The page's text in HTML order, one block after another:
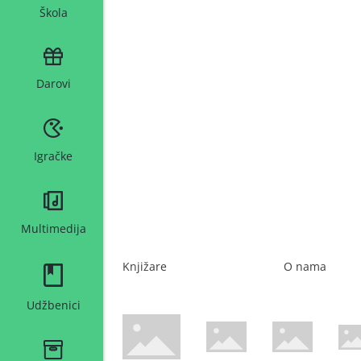
Škola
Darovi
Igračke
Multimedija
Udžbenici
Knjižare O nama
WsPay web stranicaMaestro web stranicaMastercard web